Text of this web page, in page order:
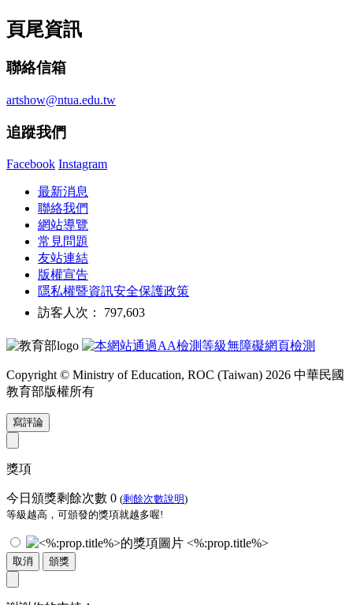
頁尾資訊
聯絡信箱
artshow@ntua.edu.tw
追蹤我們
Facebook Instagram
最新消息
聯絡我們
網站導覽
常見問題
友站連結
版權宣告
隱私權暨資訊安全保護政策
訪客人次： 797,603
Copyright © Ministry of Education, ROC (Taiwan) 2026 中華民國
教育部版權所有
寫評論
獎項
今日頒獎剩餘次數 0 (剩餘次數說明)
等級越高，可頒發的獎項就越多喔!
<%:prop.title%>
取消 頒獎